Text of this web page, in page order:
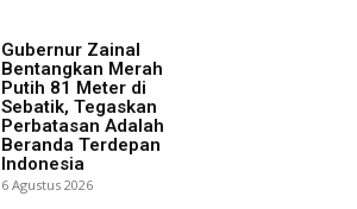
Gubernur Zainal
Bentangkan Merah
Putih 81 Meter di
Sebatik, Tegaskan
Perbatasan Adalah
Beranda Terdepan
Indonesia
6 Agustus 2026